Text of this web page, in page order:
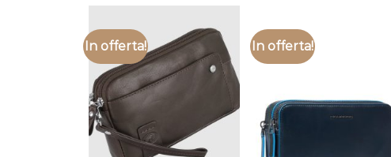
In offerta! In offerta!